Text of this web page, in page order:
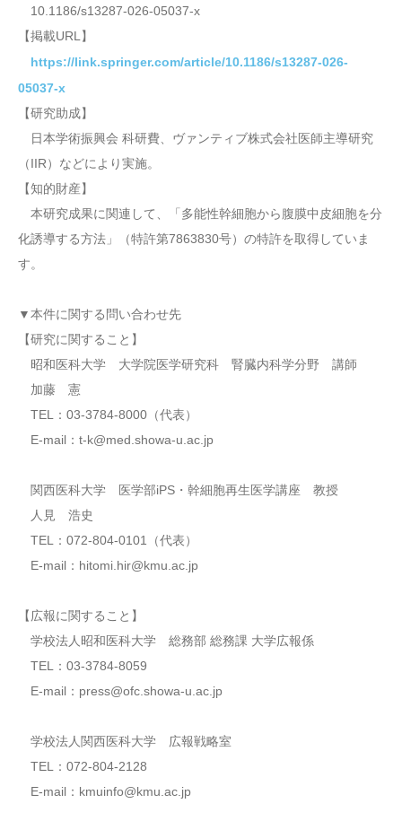
10.1186/s13287-026-05037-x
【掲載URL】
https://link.springer.com/article/10.1186/s13287-026-
05037-x
【研究助成】
日本学術振興会 科研費、ヴァンティブ株式会社医師主導研究
（IIR）などにより実施。
【知的財産】
本研究成果に関連して、「多能性幹細胞から腹膜中皮細胞を分
化誘導する方法」（特許第7863830号）の特許を取得していま
す。
▼本件に関する問い合わせ先
【研究に関すること】
昭和医科大学 大学院医学研究科 腎臓内科学分野 講師
加藤 憲
TEL：03-3784-8000（代表）
E-mail：t-k@med.showa-u.ac.jp
関西医科大学 医学部iPS・幹細胞再生医学講座 教授
人見 浩史
TEL：072-804-0101（代表）
E-mail：hitomi.hir@kmu.ac.jp
【広報に関すること】
学校法人昭和医科大学 総務部 総務課 大学広報係
TEL：03-3784-8059
E-mail：press@ofc.showa-u.ac.jp
学校法人関西医科大学 広報戦略室
TEL：072-804-2128
E-mail：kmuinfo@kmu.ac.jp